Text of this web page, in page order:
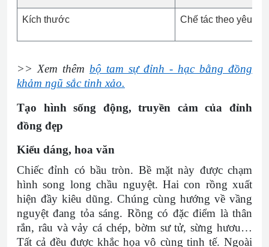
Kích thước Chế tác theo yêu
>> Xem thêm bộ tam sự đỉnh - hạc bằng đồng
khảm ngũ sắc tinh xảo.
Tạo hình sống động, truyền cảm của đỉnh
đồng đẹp
Kiểu dáng, hoa văn
Chiếc đỉnh có bầu tròn. Bề mặt này được chạm
hình song long chầu nguyệt. Hai con rồng xuất
hiện đầy kiêu dũng. Chúng cùng hướng về vầng
nguyệt đang tỏa sáng. Rồng có đặc điểm là thân
rắn, râu và vảy cá chép, bờm sư tử, sừng hươu…
Tất cả đều được khắc họa vô cùng tinh tế. Ngoài